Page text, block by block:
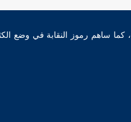
تأسست نقابة المحامين المصرية سنة 1912، ساهمت نقابة المحامين من خلال رموزها في وضع دساتير